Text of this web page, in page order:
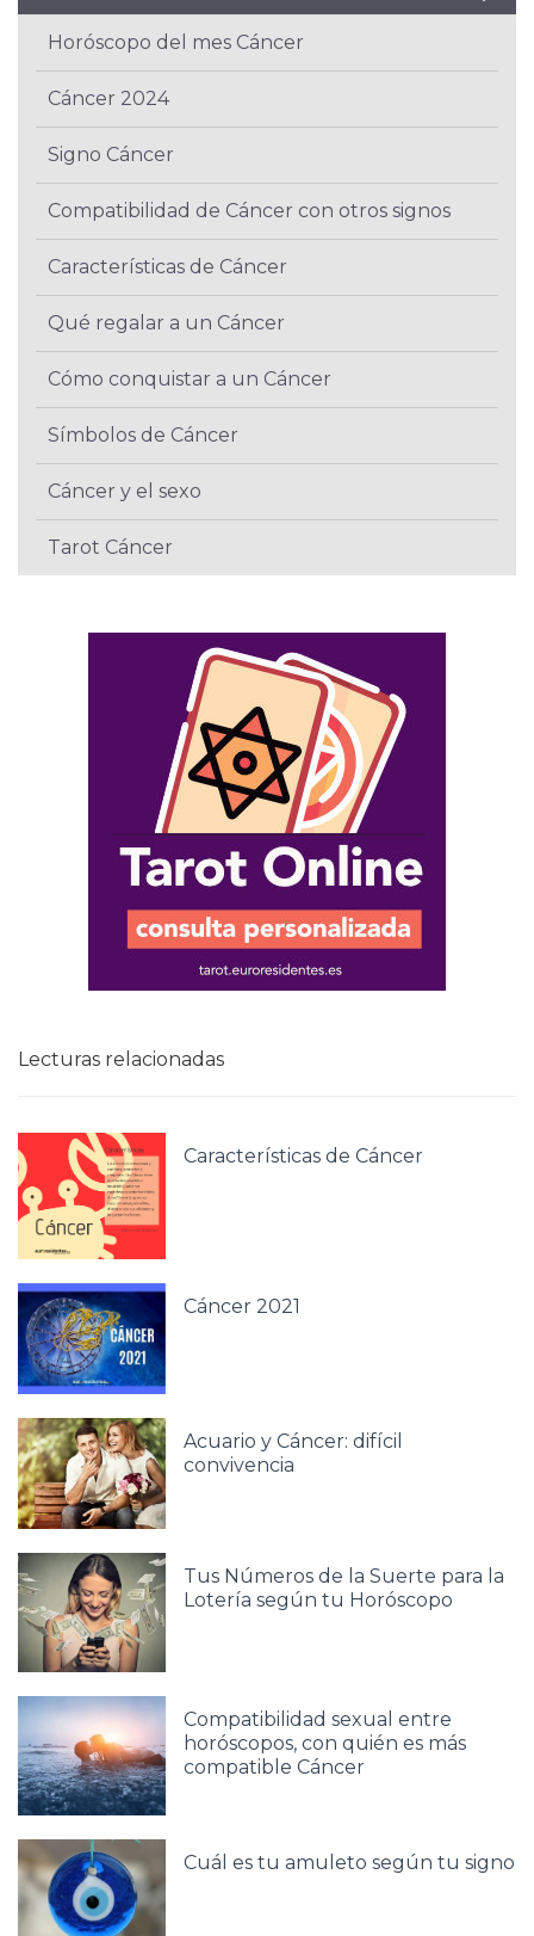
Horóscopo del mes Cáncer
Cáncer 2024
Signo Cáncer
Compatibilidad de Cáncer con otros signos
Características de Cáncer
Qué regalar a un Cáncer
Cómo conquistar a un Cáncer
Símbolos de Cáncer
Cáncer y el sexo
Tarot Cáncer
Lecturas relacionadas
Características de Cáncer
Cáncer 2021
Acuario y Cáncer: difícil
convivencia
Tus Números de la Suerte para la
Lotería según tu Horóscopo
Compatibilidad sexual entre
horóscopos, con quién es más
compatible Cáncer
Cuál es tu amuleto según tu signo